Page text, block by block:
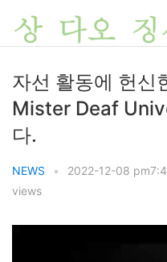
자선 활동에 헌
Mister Deaf
다.
NEWS • 2022-12-08
views